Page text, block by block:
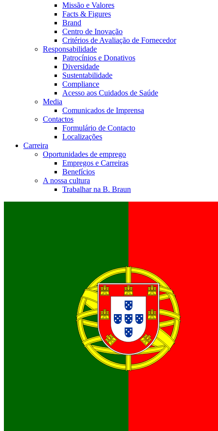
Missão e Valores
Facts & Figures
Brand
Centro de Inovação
Critérios de Avaliação de Fornecedor
Responsabilidade
Patrocínios e Donativos
Diversidade
Sustentabilidade
Compliance
Acesso aos Cuidados de Saúde
Media
Comunicados de Imprensa
Contactos
Formulário de Contacto
Localizações
Carreira
Oportunidades de emprego
Empregos e Carreiras
Benefícios
A nossa cultura
Trabalhar na B. Braun